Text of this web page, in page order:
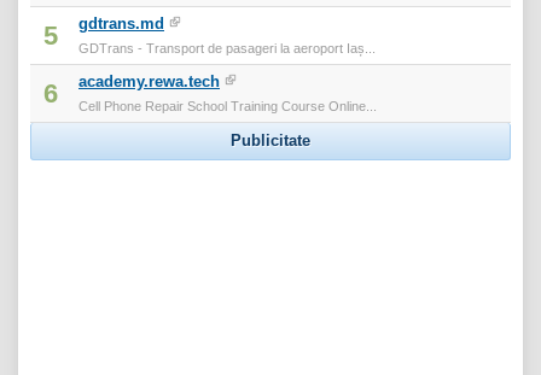
5 gdtrans.md
GDTrans - Transport de pasageri la aeroport Iaș...
6 academy.rewa.tech
Cell Phone Repair School Training Course Online...
Publicitate